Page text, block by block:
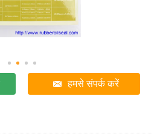
हमसे संपर्क करें